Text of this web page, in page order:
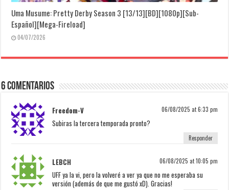
Uma Musume: Pretty Derby Season 3 [13/13][BD][1080p][Sub-
Español][Mega-Fireload]
04/07/2026
6 Comentarios
Freedom-V 06/08/2025 at 6:33 pm
Subiras la tercera temporada pronto?
Responder
LEBCH 06/08/2025 at 10:05 pm
UFF ya la vi, pero la volveré a ver ya que no me esperaba su
versión (además de que me gustó xD). Gracias!